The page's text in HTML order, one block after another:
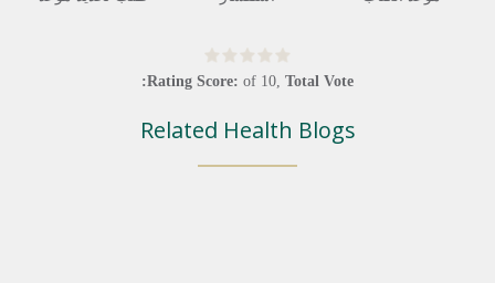
Rating Score: of 10, Total Vote:
Related Health Blogs